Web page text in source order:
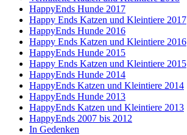
HappyEnds Hunde 2017
Happy Ends Katzen und Kleintiere 2017
HappyEnds Hunde 2016
Happy Ends Katzen und Kleintiere 2016
HappyEnds Hunde 2015
Happy Ends Katzen und Kleintiere 2015
HappyEnds Hunde 2014
HappyEnds Katzen und Kleintiere 2014
HappyEnds Hunde 2013
HappyEnds Katzen und Kleintiere 2013
HappyEnds 2007 bis 2012
In Gedenken